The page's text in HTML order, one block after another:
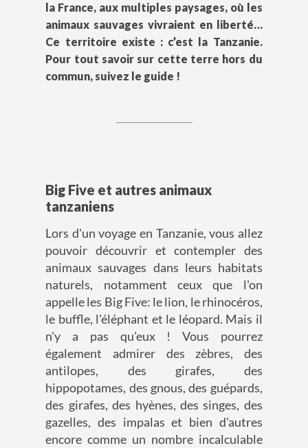
la France, aux multiples paysages, où les
animaux sauvages vivraient en liberté…
Ce territoire existe : c’est la Tanzanie.
Pour tout savoir sur cette terre hors du
commun, suivez le guide !
Big Five et autres animaux
tanzaniens
Lors d'un voyage en Tanzanie, vous allez
pouvoir découvrir et contempler des
animaux sauvages dans leurs habitats
naturels, notamment ceux que l'on
appelle les Big Five: le lion, le rhinocéros,
le buffle, l'éléphant et le léopard. Mais il
n'y a pas qu'eux ! Vous pourrez
également admirer des zèbres, des
antilopes, des girafes, des
hippopotames, des gnous, des guépards,
des girafes, des hyènes, des singes, des
gazelles, des impalas et bien d'autres
encore comme un nombre incalculable